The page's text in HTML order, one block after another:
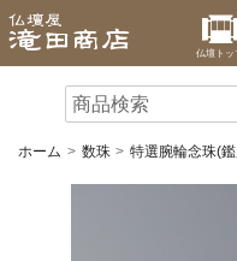
仏壇トッ
ホーム 数珠 特選腕輪念珠(